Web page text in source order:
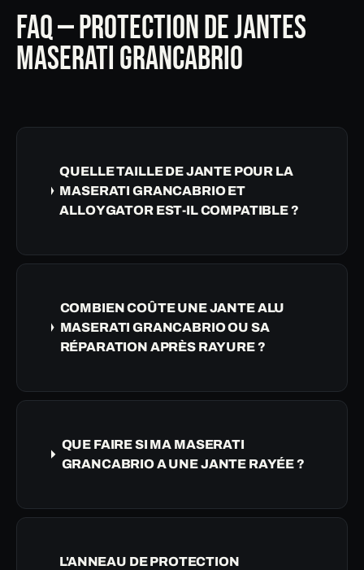
FAQ — PROTECTION DE JANTES
MASERATI GRANCABRIO
QUELLE TAILLE DE JANTE POUR LA
MASERATI GRANCABRIO ET
ALLOYGATOR EST-IL COMPATIBLE ?
COMBIEN COÛTE UNE JANTE ALU
MASERATI GRANCABRIO OU SA
RÉPARATION APRÈS RAYURE ?
QUE FAIRE SI MA MASERATI
GRANCABRIO A UNE JANTE RAYÉE ?
L'ANNEAU DE PROTECTION